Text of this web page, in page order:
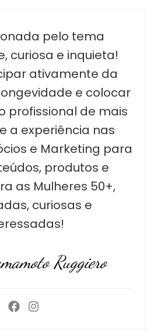
pelo tema
curiosa e inquieta!
ativamente da
e colocar
profissional de mais
a experiência nas
e Marketing para
produtos e
as Mulheres 50+,
curiosas e
Ruggiero